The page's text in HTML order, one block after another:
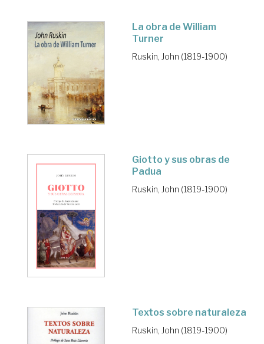
La obra de William
Turner
Ruskin, John (1819-1900)
Giotto y sus obras de
Padua
Ruskin, John (1819-1900)
Textos sobre naturaleza
Ruskin, John (1819-1900)